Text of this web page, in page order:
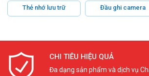
Thẻ nhớ lưu trữ Đầu ghi camera
CHI TIÊU HIỆU QUẢ
Đa dạng sản phẩm và dịch vụ